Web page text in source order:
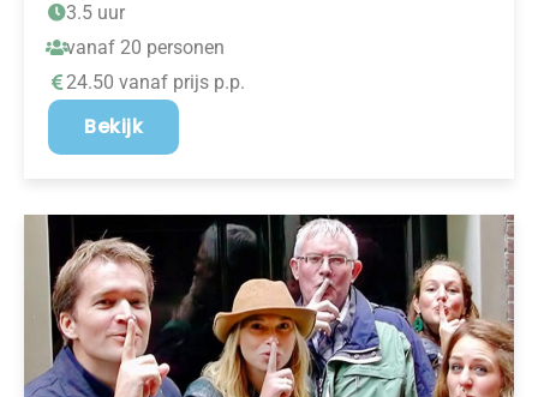
3.5 uur
vanaf 20 personen
24.50 vanaf prijs p.p.
Bekijk